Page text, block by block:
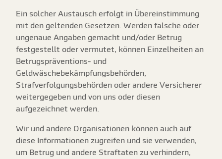
Ein solcher Austausch erfolgt in Übereinstimmung
mit den geltenden Gesetzen. Werden falsche oder
ungenaue Angaben gemacht und/oder Betrug
festgestellt oder vermutet, können Einzelheiten an
Betrugspräventions- und
Geldwäschebekämpfungsbehörden,
Strafverfolgungsbehörden oder andere Versicherer
weitergegeben und von uns oder diesen
aufgezeichnet werden.
Wir und andere Organisationen können auch auf
diese Informationen zugreifen und sie verwenden,
um Betrug und andere Straftaten zu verhindern,